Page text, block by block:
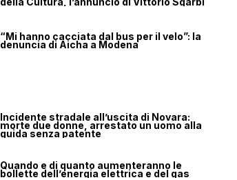
“Mi hanno cacciata dal bus per il velo”: la
denuncia di Aicha a Modena
Incidente stradale all’uscita di Novara:
morte due donne, arrestato un uomo alla
guida senza patente
Quando e di quanto aumenteranno le
bollette dell’energia elettrica e del gas